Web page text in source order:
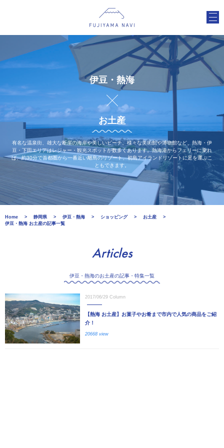
伊豆・熱海
お土産
有名な温泉街、雄大な断崖の海岸や美しいビーチ、様々な美術館や博物館など、熱海・伊
豆・下田エリアはレジャー・観光スポットが数多くあります。熱海港からフェリーに乗れ
ば、約30分で首都圏から一番近い離島のリゾート、初島アイランドリゾートに足を運ぶこ
ともできます。
Home 静岡県 伊豆・熱海 ショッピング
お土産
伊豆・熱海 お土産の記事一覧
Articles
伊豆・熱海のお土産の記事・特集一覧
2017/06/29 Column
【熱海 お土産】お菓子やお肴まで市内で人気の商品をご紹
介！
20668 view